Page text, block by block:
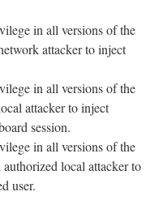
in all versions of the
attacker to inject
in all versions of the
attacker to inject
session.
in all versions of the
local attacker to
user.